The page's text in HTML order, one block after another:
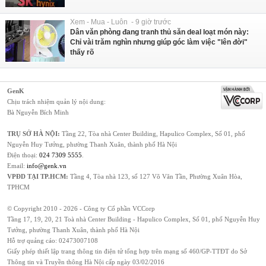
Xem - Mua - Luôn - 9 giờ trước
Dân văn phòng đang tranh thủ săn deal loạt món này:
Chỉ vài trăm nghìn nhưng giúp góc làm việc "lên đời"
thấy rõ
GenK
Chịu trách nhiệm quản lý nội dung:
Bà Nguyễn Bích Minh
TRỤ SỞ HÀ NỘI: Tầng 22, Tòa nhà Center Building, Hapulico Complex, Số 01, phố
Nguyễn Huy Tưởng, phường Thanh Xuân, thành phố Hà Nội
Điện thoại: 024 7309 5555
Email: info@genk.vn
VPĐD TẠI TP.HCM: Tầng 4, Tòa nhà 123, số 127 Võ Văn Tần, Phường Xuân Hòa,
TPHCM
© Copyright 2010 - 2026 - Công ty Cổ phần VCCorp
Tầng 17, 19, 20, 21 Toà nhà Center Building - Hapulico Complex, Số 01, phố Nguyễn Huy
Tưởng, phường Thanh Xuân, thành phố Hà Nội
Hỗ trợ quảng cáo: 02473007108
Giấy phép thiết lập trang thông tin điện tử tổng hợp trên mạng số 460/GP-TTĐT do Sở
Thông tin và Truyền thông Hà Nội cấp ngày 03/02/2016